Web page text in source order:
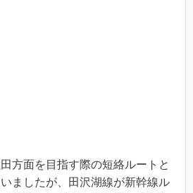
方面を目指す際の短絡ルートと
ましたが、田沢湖線が新幹線ル